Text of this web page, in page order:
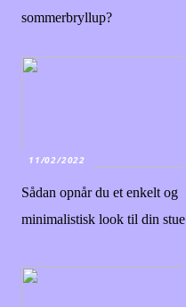
sommerbryllup?
11/02/2022
Sådan opnår du et enkelt og
minimalistisk look til din stue